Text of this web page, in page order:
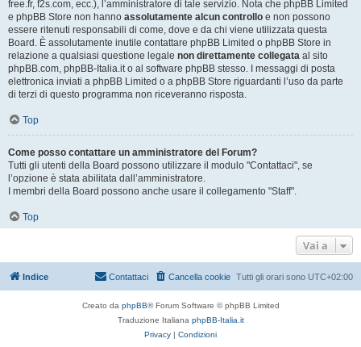
free.fr, f2s.com, ecc.), l’amministratore di tale servizio. Nota che phpBB Limited
e phpBB Store non hanno assolutamente alcun controllo e non possono
essere ritenuti responsabili di come, dove e da chi viene utilizzata questa
Board. È assolutamente inutile contattare phpBB Limited o phpBB Store in
relazione a qualsiasi questione legale non direttamente collegata al sito
phpBB.com, phpBB-Italia.it o al software phpBB stesso. I messaggi di posta
elettronica inviati a phpBB Limited o a phpBB Store riguardanti l’uso da parte
di terzi di questo programma non riceveranno risposta.
Top
Come posso contattare un amministratore del Forum?
Tutti gli utenti della Board possono utilizzare il modulo "Contattaci", se
l’opzione è stata abilitata dall’amministratore.
I membri della Board possono anche usare il collegamento "Staff".
Top
Vai a
Indice Tutti gli orari sono UTC+02:00
Cancella cookie
Contattaci
Creato da phpBB® Forum Software © phpBB Limited
Traduzione Italiana phpBB-Italia.it
Privacy | Condizioni